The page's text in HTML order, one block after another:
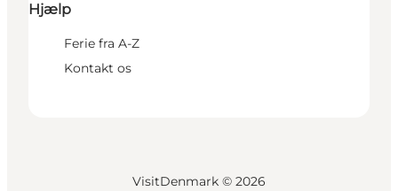
Hjælp
Ferie fra A-Z
Kontakt os
VisitDenmark © 2026